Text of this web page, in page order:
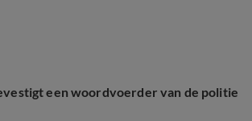
een woordvoerder van de politie